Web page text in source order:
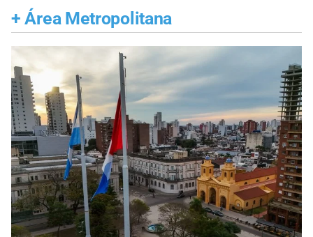
+ Área Metropolitana